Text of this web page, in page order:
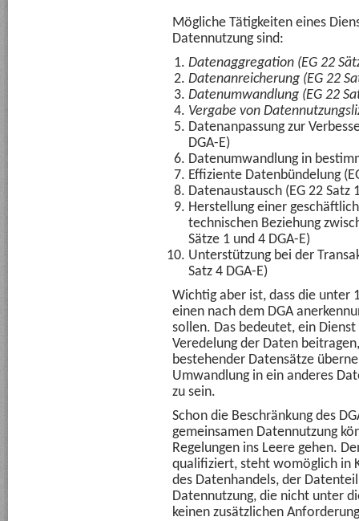
Mögliche Tätigkeiten eines
Datennutzung sind:
Datenaggregation (EG 22
Datenanreicherung (EG 22
Datenumwandlung (EG 22
Vergabe von
Datenanpassung zur
DGA-E)
Datenumwandlung in
Effiziente Datenbündelung
Datenaustausch (EG 22 Satz
Herstellung einer
technischen Beziehung
Sätze 1 und 4 DGA-E)
Unterstützung bei der
Satz 4 DGA-E)
Wichtig aber ist, dass die unter
einen nach dem DGA
sollen. Das bedeutet, ein
Veredelung der Daten
bestehender Datensätze
Umwandlung in ein anderes
zu sein.
Schon die Beschränkung des
gemeinsamen Datennutzung
Regelungen ins Leere gehen.
qualifiziert, steht womöglich in
des Datenhandels, der
Datennutzung, die nicht unter
keinen zusätzlichen